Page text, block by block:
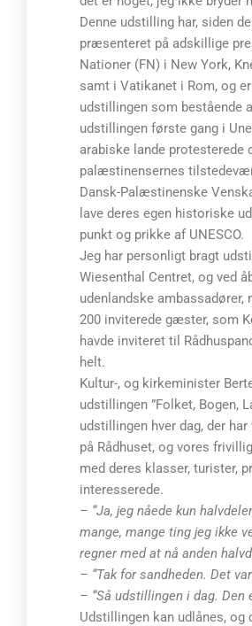
Denne udstilling har, siden
præsenteret på adskillige
Nationer (FN) i New York,
samt i Vatikanet i Rom, og
udstillingen som bestående
udstillingen første gang i
arabiske lande
palæstinensernes
Dansk-Palæstinenske
lave deres egen historiske
punkt og prikke af UNESCO.
Jeg har personligt bragt
Wiesenthal Centret, og ved
udenlandske
200 inviterede gæster, som
havde inviteret til
helt.
Kultur-, og kirkeminister
udstillingen ”Folket, Bogen,
udstillingen hver dag, der
på Rådhuset, og vores
med deres klasser, turister,
interesserede.
– “Ja, jeg nåede kun
mange, mange ting jeg ikke
regner med at nå anden
– “Tak for sandheden. Det
– “Så udstillingen i dag. Den
Udstillingen kan udlånes,